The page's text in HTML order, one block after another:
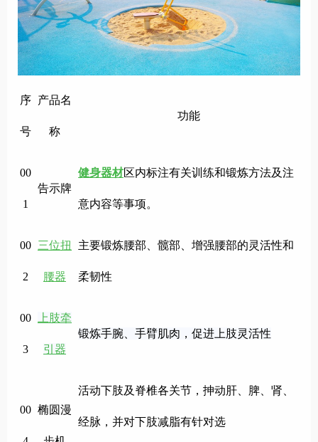
序
号
产品名
称
功能
00
1
告示牌
健身器材区内标注有关训练和锻炼方法及注
意内容等事项。
00
2
三位扭
腰器
主要锻炼腰部、髋部、增强腰部的灵活性和
柔韧性
00
3
上肢牵
引器
锻炼手腕、手臂肌肉，促进上肢灵活性
00 椭圆漫
活动下肢及脊椎各关节，抻动肝、脾、肾、
经脉，并对下肢减脂有针对选